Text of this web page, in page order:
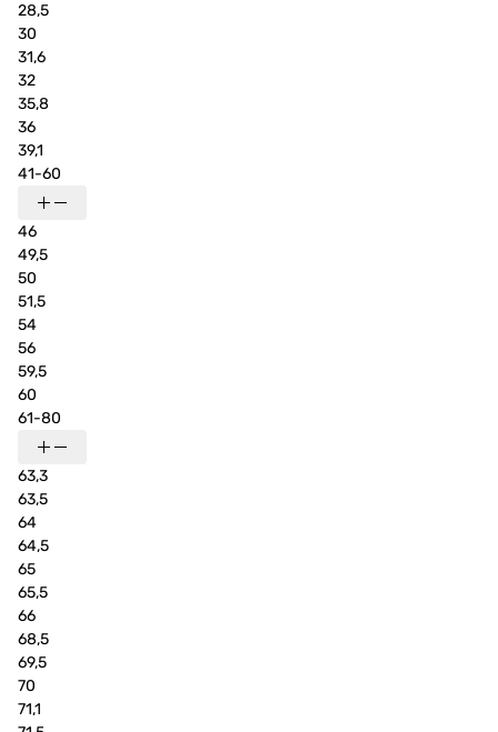
28,5
30
31,6
32
35,8
36
39,1
41-60
46
49,5
50
51,5
54
56
59,5
60
61-80
63,3
63,5
64
64,5
65
65,5
66
68,5
69,5
70
71,1